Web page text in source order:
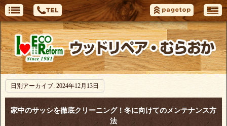
日別アーカイブ: 2024年12月13日
家中のサッシを徹底クリーニング！冬に向けてのメンテナンス方
法